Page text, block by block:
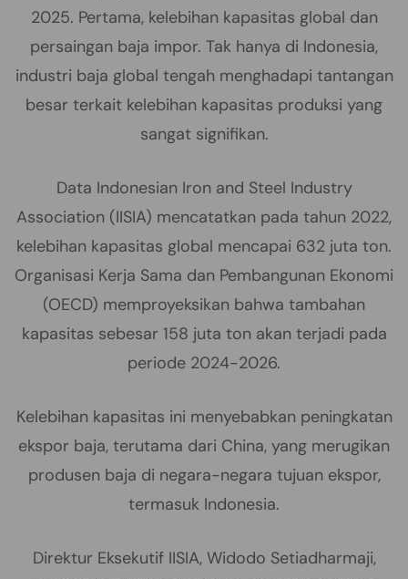
2025. Pertama, kelebihan kapasitas global dan
persaingan baja impor. Tak hanya di Indonesia,
industri baja global tengah menghadapi tantangan
besar terkait kelebihan kapasitas produksi yang
sangat signifikan.
Data Indonesian Iron and Steel Industry
Association (IISIA) mencatatkan pada tahun 2022,
kelebihan kapasitas global mencapai 632 juta ton.
Organisasi Kerja Sama dan Pembangunan Ekonomi
(OECD) memproyeksikan bahwa tambahan
kapasitas sebesar 158 juta ton akan terjadi pada
periode 2024-2026.
Kelebihan kapasitas ini menyebabkan peningkatan
ekspor baja, terutama dari China, yang merugikan
produsen baja di negara-negara tujuan ekspor,
termasuk Indonesia.
Direktur Eksekutif IISIA, Widodo Setiadharmaji,